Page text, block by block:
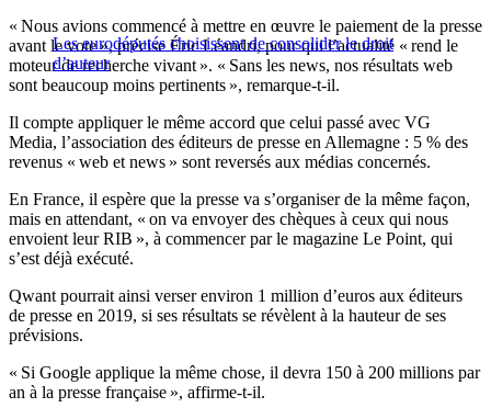
Les eurodéputés choisissent de consolider le droit
d’auteur
« Nous avions commencé à mettre en œuvre le paiement de la presse
avant le vote », précise Éric Léandri, pour qui l’actualité « rend le
moteur de recherche vivant ». « Sans les news, nos résultats web
sont beaucoup moins pertinents », remarque-t-il.
Il compte appliquer le même accord que celui passé avec VG
Media, l’association des éditeurs de presse en Allemagne : 5 % des
revenus « web et news » sont reversés aux médias concernés.
En France, il espère que la presse va s’organiser de la même façon,
mais en attendant, « on va envoyer des chèques à ceux qui nous
envoient leur RIB », à commencer par le magazine Le Point, qui
s’est déjà exécuté.
Qwant pourrait ainsi verser environ 1 million d’euros aux éditeurs
de presse en 2019, si ses résultats se révèlent à la hauteur de ses
prévisions.
« Si Google applique la même chose, il devra 150 à 200 millions par
an à la presse française », affirme-t-il.